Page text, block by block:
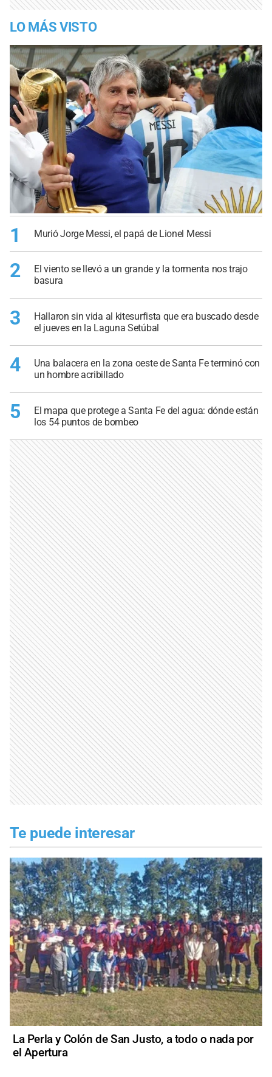
LO MÁS VISTO
1 Murió Jorge Messi, el papá de Lionel Messi
2
El viento se llevó a un grande y la tormenta nos trajo
basura
3
Hallaron sin vida al kitesurfista que era buscado desde
el jueves en la Laguna Setúbal
4
Una balacera en la zona oeste de Santa Fe terminó con
un hombre acribillado
5
El mapa que protege a Santa Fe del agua: dónde están
los 54 puntos de bombeo
Te puede interesar
La Perla y Colón de San Justo, a todo o nada por
el Apertura